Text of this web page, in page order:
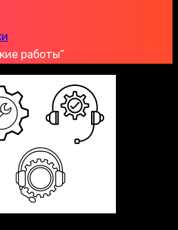
работы”